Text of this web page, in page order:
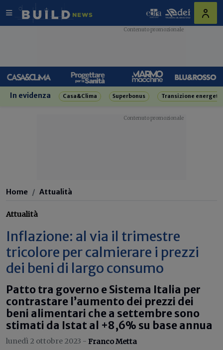
In evidenza Casa&Clima Superbonus Transizione
Home Attualità
Attualità
Inflazione: al via il trimestre
tricolore per calmierare i prezzi
dei beni di largo consumo
Patto tra governo e Sistema Italia per
contrastare l’aumento dei prezzi dei
beni alimentari che a settembre sono
stimati da Istat al +8,6% su base annua
lunedì 2 ottobre 2023 - Franco Metta